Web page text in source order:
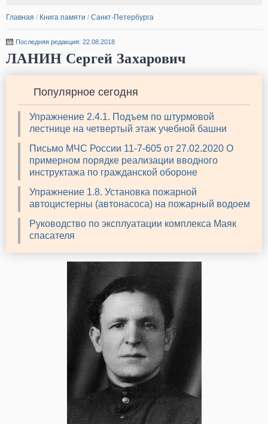
Главная / Книга памяти / Санкт-Петербурга
Последняя редакция: 22.08.2018
ЛАНИН Сергей Захарович
Популярное сегодня
Упражнение 2.4.1. Подъем по штурмовой
лестнице на четвертый этаж учебной башни
Письмо МЧС России 11-7-605 от 27.02.2020 О
примерном порядке реализации вводного
инструктажа по гражданской обороне
Упражнение 1.8. Установка пожарной
автоцистерны (автонасоса) на пожарный водоем
Руководство по эксплуатации комплекса Маяк
спасателя